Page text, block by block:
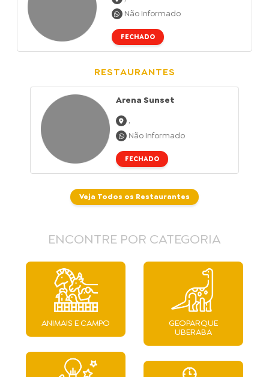
Não Informado
FECHADO
RESTAURANTES
Arena Sunset
,
Não Informado
FECHADO
Veja Todos os Restaurantes
ENCONTRE POR CATEGORIA
ANIMAIS E CAMPO
GEOPARQUE
UBERABA